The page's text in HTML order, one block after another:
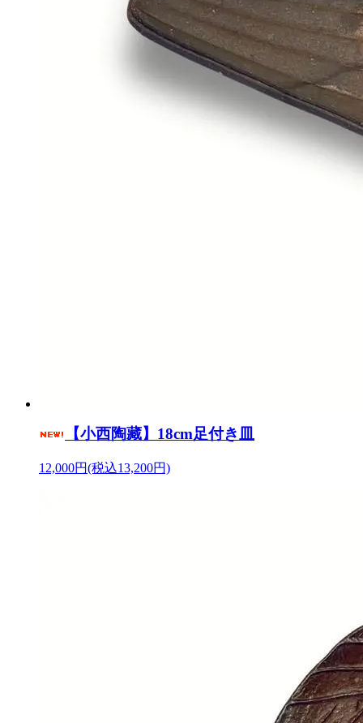
【小西陶藏】18cm足付き皿
12,000円(税込13,200円)